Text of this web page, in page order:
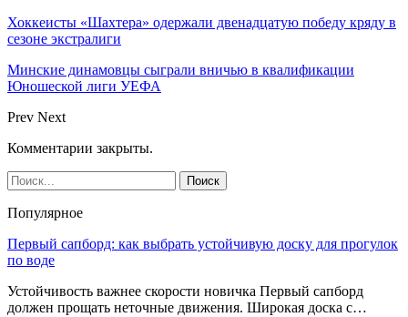
Хоккеисты «Шахтера» одержали двенадцатую победу кряду в
сезоне экстралиги
Минские динамовцы сыграли вничью в квалификации
Юношеской лиги УЕФА
Prev Next
Комментарии закрыты.
Популярное
Первый сапборд: как выбрать устойчивую доску для прогулок
по воде
Устойчивость важнее скорости новичка Первый сапборд
должен прощать неточные движения. Широкая доска с…